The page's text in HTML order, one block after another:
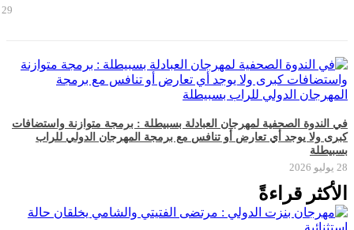
29 يوليو 2026
في الندوة الصحفية لمهرجان العبادلة بسبيطلة : برمجة متوازنة واستضافات
كبرى ولا يوجد أي تعارض أو تنافس مع برمجة المهرجان الدولي للراب
بسبيطلة
28 يوليو 2026
الأكثر قراءةً